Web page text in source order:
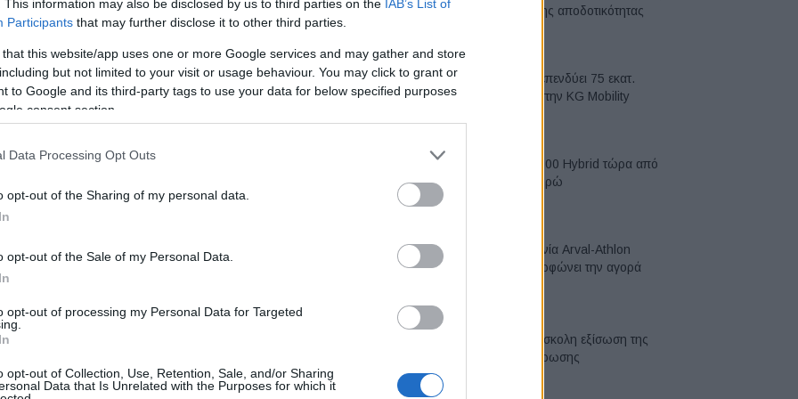
This information may also be disclosed by us to third parties on the IAB’s List of
Participants that may further disclose it to other third parties.
that this website/app uses one or more Google services and may gather and store
but not limited to your visit or usage behaviour. You may click to grant or
to Google and its third-party tags to use your data for below specified purposes
consent section.
Data Processing Opt Outs
opt-out of the Sharing of my personal data.
opt-out of the Sale of my Personal Data.
opt-out of processing my Personal Data for Targeted
opt-out of Collection, Use, Retention, Sale, and/or Sharing
Data that Is Unrelated with the Purposes for which it
αγορές της Ευρώπης και της Νότιας Αμερικής με την
έναν ηγέτη παγκόσμιας εμβέλειας και
επίσης σημαντική αξία στους μετόχους της
μετρητών.
συνεργατική και παραγωγική στρατηγική
να εξελίσσεται, πιστεύουμε πως μπορούν να
οφέλη από μια πλήρη συγχώνευση των TRATON και
έναν ηγέτη επαγγελματικών οχημάτων
κορυφαίων εμπορικών σημάτων και προϊόντων,
παράλληλα άμεση και ουσιαστική αξία στους μετόχους
, CEO της TRATON.
οι ανεξάρτητοι διευθυντές της Navistar,
συναλλαγή θα υπόκειται στην έγκριση των
AGκαι του διοικητικού συμβουλίου της
οριστικής συμφωνίας συγχώνευσης και
κορυφή της αποδοτικότητας
Η Chery επενδύει 75 εκατ.
δολάρια στην KG Mobility
Το FIAT 500 Hybrid τώρα από
18.990 ευρώ
Η συμφωνία Arval-Athlon
αναδιαμορφώνει την αγορά
VW: Η δύσκολη εξίσωση της
αναδιάρθρωσης